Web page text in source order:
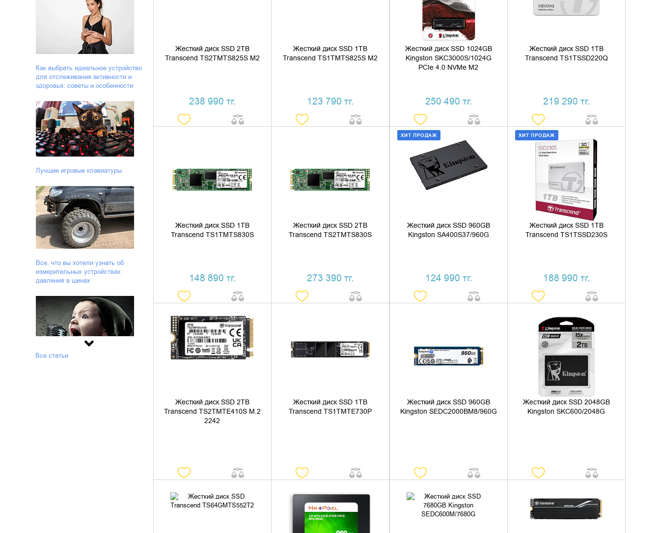
Как выбрать идеальное устройство
для отслеживания активности и
здоровья: советы и особенности
Лучшие игровые клавиатуры
Все, что вы хотели узнать об
измерительных устройствах
давления в шинах
Все статьи
Жесткий диск SSD 2TB
Transcend TS2TMTS825S M2
238 990 тг.
Жесткий диск SSD 1TB
Transcend TS1TMTS825S M2
123 790 тг.
Жесткий диск SSD 1024GB
Kingston SKC3000S/1024G
PCIe 4.0 NVMe M2
250 490 тг.
КУПИТЬ В 1 КЛИК
Жесткий диск SSD 1TB
Transcend TS1TSSD220Q
219 290 тг.
КУПИТЬ В 1 КЛИК
Жесткий диск SSD 1TB
Transcend TS1TMTS830S
148 890 тг.
КУПИТЬ В 1 КЛИК
Жесткий диск SSD 2TB
Transcend TS2TMTS830S
273 390 тг.
КУПИТЬ В 1 КЛИК
Жесткий диск SSD 960GB
Kingston SA400S37/960G
124 990 тг.
ХИТ ПРОДАЖ
ДОБАВИТЬ В КОРЗИНУ
КУПИТЬ В 1 КЛИК
Жесткий диск SSD 1TB
Transcend TS1TSSD230S
188 990 тг.
ХИТ ПРОДАЖ
ДОБАВИТЬ В КОРЗИНУ
КУПИТЬ В 1 КЛИК
Жесткий диск SSD 2TB
Transcend TS2TMTE410S M.2
2242
УТОЧНИТЬ НАЛИЧИЕ
Жесткий диск SSD 1TB
Transcend TS1TMTE730P
Жесткий диск SSD 960GB
Kingston SEDC2000BM8/960G
Жесткий диск SSD 2048GB
Kingston SKC600/2048G
УТОЧНИТЬ НАЛИЧИЕ
УТОЧНИТЬ НАЛИЧИЕ УТОЧНИТЬ НАЛИЧИЕ УТОЧНИТЬ НАЛИЧИЕ УТОЧНИТЬ НАЛИЧИЕ